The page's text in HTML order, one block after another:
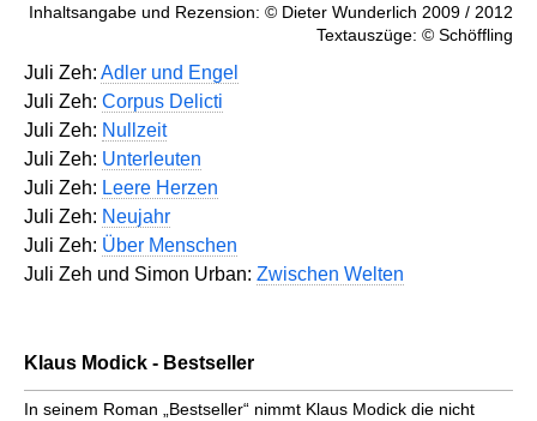
Inhaltsangabe und Rezension: © Dieter Wunderlich 2009 / 2012
Textauszüge: © Schöffling
Juli Zeh: Adler und Engel
Juli Zeh: Corpus Delicti
Juli Zeh: Nullzeit
Juli Zeh: Unterleuten
Juli Zeh: Leere Herzen
Juli Zeh: Neujahr
Juli Zeh: Über Menschen
Juli Zeh und Simon Urban: Zwischen Welten
Klaus Modick - Bestseller
In seinem Roman „Bestseller“ nimmt Klaus Modick die nicht